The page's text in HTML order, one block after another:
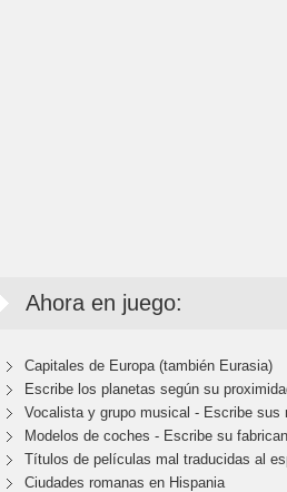
Ahora en juego:
Capitales de Europa (también Eurasia)
Escribe los planetas según su
Vocalista y grupo musical - Escribe sus
Modelos de coches - Escribe su
Títulos de películas mal traducidas al
Ciudades romanas en Hispania